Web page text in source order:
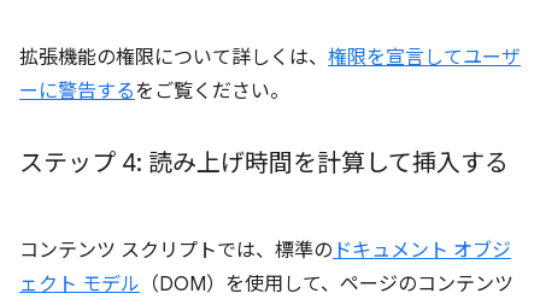
拡張機能の権限について詳しくは、 権限を宣言してユーザ
ーに警告するをご覧ください。
ステップ 4: 読み上げ時間を計算して挿入する
コンテンツ スクリプトでは、標準の ドキュメント オブジ
ェクト モデル （DOM）を使用して、ページのコンテンツ